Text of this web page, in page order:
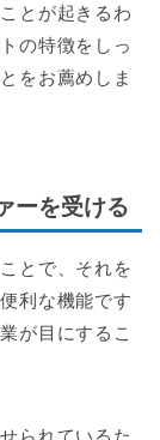
とが起きるわ
の特徴をしっ
をお薦めしま
ーを受ける
とで、それを
利な機能です
が目にするこ